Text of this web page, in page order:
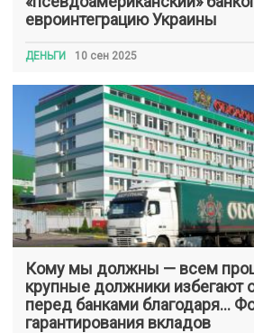
евроинтеграцию Украины
ДЕНЬГИ 10 сен 2025
Кому мы должны — всем
крупные должники избегают
перед банками благодаря…
гарантирования вкладов